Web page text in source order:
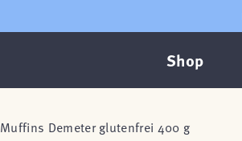
Shop
Demeter glutenfrei 400 g